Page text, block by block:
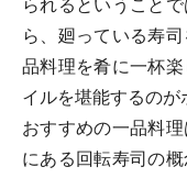
られるということ
ら、廻っている寿
品料理を肴に一杯
イルを堪能するのが
おすすめの一品料
にある回転寿司の